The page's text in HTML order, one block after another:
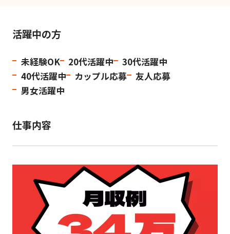
活躍中の方
未経験OK 20代活躍中
30代活躍中
40代活躍中
カップル応募
友人応募
男女活躍中
仕事内容